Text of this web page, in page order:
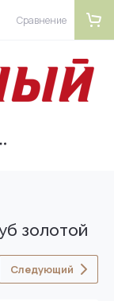
Сравнение
золотой
Следующий